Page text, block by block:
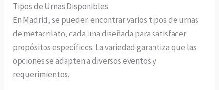
Tipos de Urnas Disponibles
En Madrid, se pueden encontrar varios tipos de urnas
de metacrilato, cada una diseñada para satisfacer
propósitos específicos. La variedad garantiza que las
opciones se adapten a diversos eventos y
requerimientos.